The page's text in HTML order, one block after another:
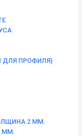
ДЛЯ ПРОФИЛЯ)
2 ММ.
ММ.